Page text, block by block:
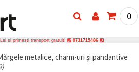
0
si primesti transport gratuit! 0731715486
metalice, charm-uri și pandantive